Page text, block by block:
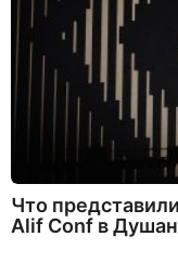
Что
Alif Conf в